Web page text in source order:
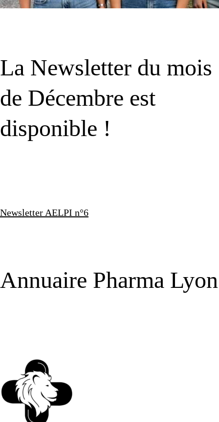
La Newsletter du mois
de Décembre est
disponible !
Newsletter AELPI n°6
Annuaire Pharma Lyon